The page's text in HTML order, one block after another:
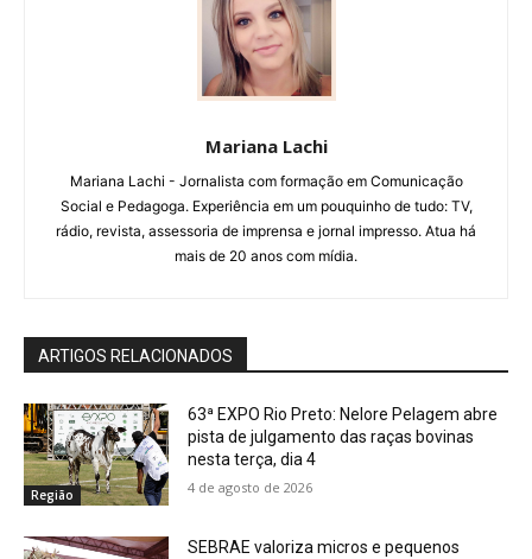
Mariana Lachi
Mariana Lachi - Jornalista com formação em Comunicação
Social e Pedagoga. Experiência em um pouquinho de tudo: TV,
rádio, revista, assessoria de imprensa e jornal impresso. Atua há
mais de 20 anos com mídia.
ARTIGOS RELACIONADOS
Região
63ª EXPO Rio Preto: Nelore Pelagem abre
pista de julgamento das raças bovinas
nesta terça, dia 4
4 de agosto de 2026
SEBRAE valoriza micros e pequenos